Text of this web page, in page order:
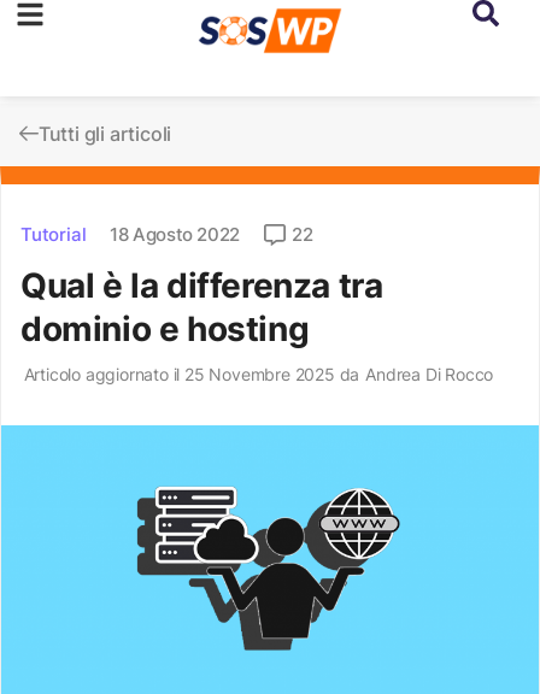
Tutti gli articoli
Tutorial 18 Agosto 2022 22
Qual è la differenza tra
dominio e hosting
Articolo aggiornato il 25 Novembre 2025 da Andrea Di Rocco